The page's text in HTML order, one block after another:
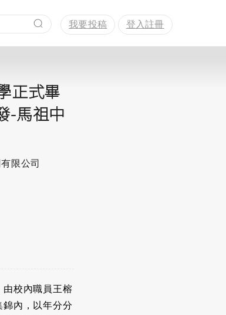
我要投稿 登入註冊
正式畢
-馬祖中
限公司
校內職員王榕
內，以年分分